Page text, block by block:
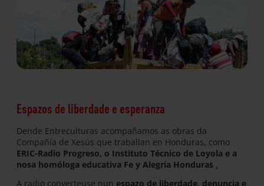
Espazos de liberdade e esperanza
Dende Entreculturas acompañamos as obras da
Compañía de Xesús que traballan en Honduras, como
ERIC-Radio Progreso, o Instituto Técnico de Loyola e a
nosa homóloga educativa Fe y Alegría Honduras .
A radio converteuse nun espazo de liberdade, denuncia e